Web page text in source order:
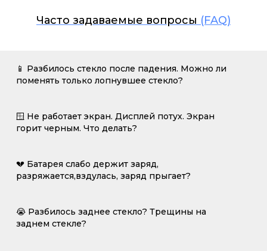
Часто задаваемые вопросы (FAQ)
📱 Разбилось стекло после падения. Можно ли
поменять только лопнувшее стекло?
🪟 Не работает экран. Дисплей потух. Экран
горит черным. Что делать?
💔 Батарея слабо держит заряд,
разряжается,вздулась, заряд прыгает?
😭 Разбилось заднее стекло? Трещины на
заднем стекле?